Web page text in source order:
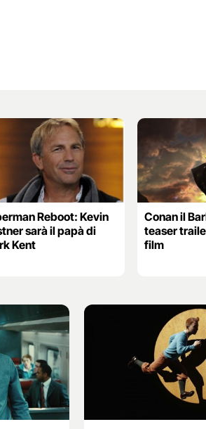
Reboot: Kevin
sarà il papà di
Kent
Conan il
teaser
film